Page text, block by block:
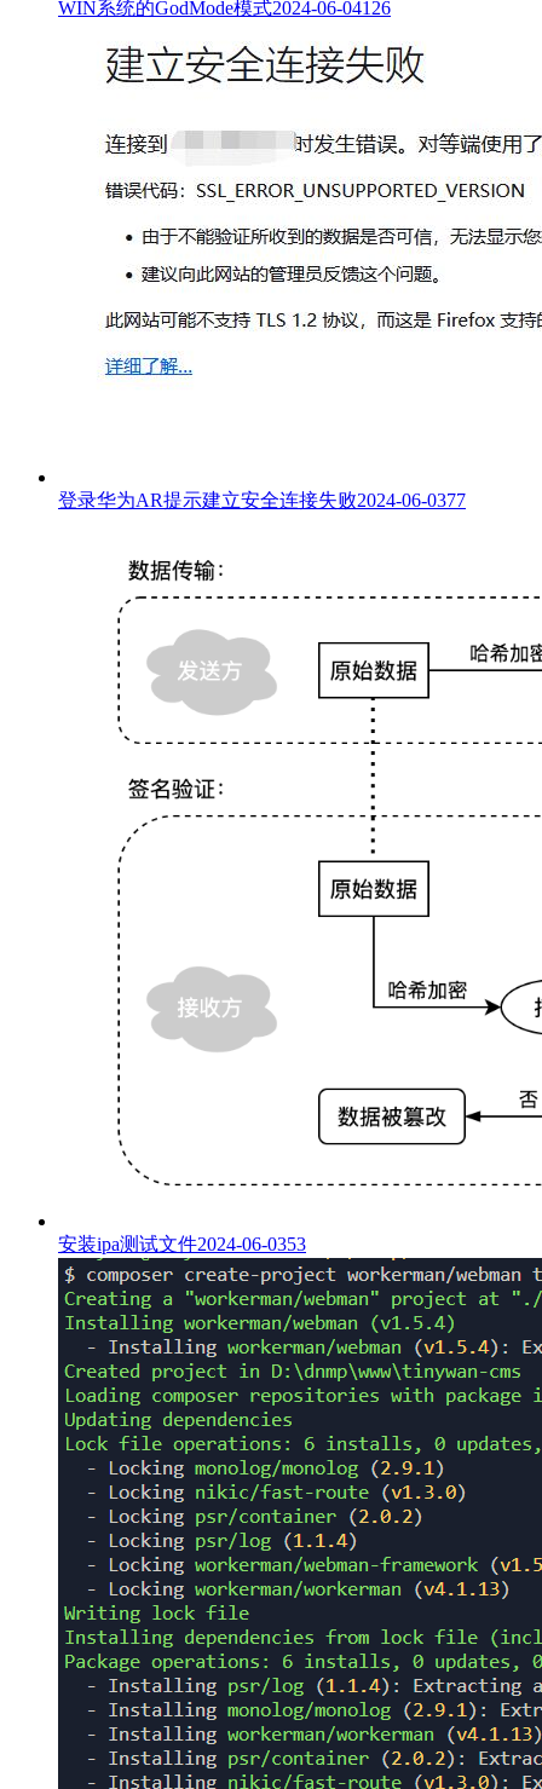
WIN系统的GodMode模式2024-06-04126
登录华为AR提示建立安全连接失败2024-06-0377
安装ipa测试文件2024-06-0353